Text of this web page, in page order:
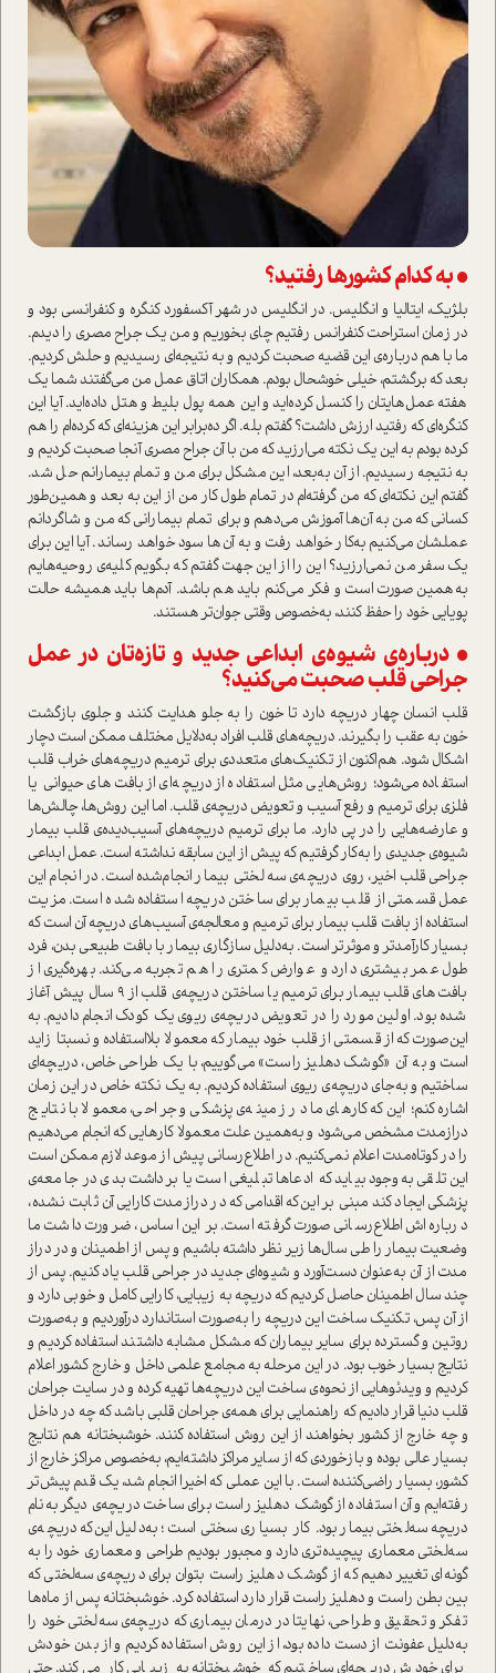
• به کدام کشورها رفتید؟
بلژیک، ایتالیا و انگلیس. در انگلیس در شهر آکسفورد کنگره و کنفرانسی بود و
در زمان ا‌ستراحت کنفرانس رفتیم چای بخوریم و من یک جراح مصری را دیدم.
ما با هم درباره‌ی این قضیه صحبت کردیم و به نتیجه‌ای رسیدیم و حلش کردیم.
بعد که برگشتم، خیلی خوشحال بودم. همکاران اتاق عمل من می‌گفتند شما یک
هفته عمل‌هایتان را کنسل کرده‌اید و این همه پول بلیط و هتل داده‌اید. آیا این
کنگره‌ای که رفتید ارزش داشت؟ گفتم بله. اگر ده‌برابر این هزینه‌ای که کرده‌ام را هم
کرده بودم به این یک نکته می‌ارزید که من با آن جراح مصری آنجا صحبت کردیم و
به نتیجه رسیدیم. از آن به‌بعد، این مشکل برای من و تمام بیمارانم حل شد.
گفتم این نکته‌ای که من گرفته‌ام در تمام طول کار من از این به بعد و همین‌طور
کسانی که من به آن‌ها آموزش می‌دهم و برای تمام بیمارانی که من و شاگردانم
عملشان می‌کنیم به‌کار خواهد رفت و به آن‌ها سود خواهد رساند. آیا این برای
یک سفر من نمی‌ارزید؟ این را از این جهت گفتم که بگویم کلیه‌ی روحیه‌هایم
به‌همین صورت ا‌ست و فکر می‌کنم باید هم باشد. آدم‌ها باید همیشه حالت
پویایی خود را حفظ کنند، به‌خصوص وقتی جوان‌تر هستند‌.
• درباره‌ی شیوه‌ی ابداعی جدید و تازه‌تان در عمل
جراحی قلب صحبت می‌کنید؟
قلب انسان چهار دریچه دارد تا خون را به جلو هدایت کنند و جلوی بازگشت
خون به عقب را بگیرند. دریچه‌های قلب افراد به‌دلایل مختلف ممکن ا‌ست دچار
اشکال شود. ‌هم‌اکنون از تکنیک‌های متعددی برای ترمیم دریچه‌های خراب قلب
ا‌ستفاده می‌شود؛ روش‌هایی مثل ا‌ستفاده از دریچه‌ای از بافت‌های حیوانی یا
فلزی برای ترمیم و رفع آسیب و تعویض دریچه‌ی قلب. اما این روش‌ها، چالش‌ها
و عارضه‌هایی را در پی دارد. ما برای ترمیم دریچه‌های آسیب‌دیده‌ی قلب بیمار
شیوه‌ی جدیدی را به‌کار گرفتیم که پیش از این سابقه نداشته ا‌ست. عمل ابداعی
جراحی قلب اخیر، روی دریچه‌ی سه لختی بیمار انجام‌شده ا‌ست. در انجام این
عمل قسمتی از قلب بیمار برای ساختن دریچه ا‌ستفاده شده ا‌ست. مزیت
ا‌ستفاده از بافت قلب بیمار برای ترمیم و معالجه‌ی آسیب‌های دریچه آن ا‌ست که
بسیار کارآمد‌تر و موثر‌تر ا‌ست. به‌دلیل سازگاری بیمار با بافت طبیعی بدن، فرد
طول عمر بیشتری دارد و عوارض کمتری را هم تجربه می‌کند. بهره‌گیری از
بافت‌های قلب بیمار برای ترمیم یا ساختن دریچه‌ی قلب از 9 سال پیش آغاز
شده بود. اولین مورد را در تعویض دریچه‌ی ریوی یک کودک انجام دادیم. به
این‌صورت که از قسمتی از قلب خود بیمار که معمولا بلا‌ا‌ستفاده و نسبتا زاید
ا‌ست و به آن «گوشک دهلیز را‌ست» می‌گوییم، با یک طراحی خاص، دریچه‌ای
ساختیم و به‌جای دریچه‌ی ریوی ا‌ستفاده کردیم. به یک نکته خاص در این زمان
اشاره کنم؛ این‌که کارهای ما در زمینه‌ی پزشکی و جراحی، معمولا با نتایج
درازمدت مشخص می‌شود و به‌همین علت معمولا کارهایی که انجام می‌دهیم
را در کوتاه‌مدت اعلام نمی‌کنیم. در اطلاع‌رسانی پیش از موعد لازم ممکن ا‌ست
این تلقی به‌وجود بیاید که ادعاها تبلیغی ا‌ست یا برداشت بدی در جامعه‌ی
پزشکی ایجاد کند مبنی بر این‌که اقدامی که در دراز‌مدت کارایی آن ثابت نشده،
درباره‌اش اطلاع‌رسانی صورت گرفته ا‌ست. بر این اساس، ضرورت داشت ما
وضعیت بیمار را طی سال‌ها زیر نظر داشته باشیم و پس از اطمینان و در دراز
مدت از آن به‌عنوان دست‌آورد و شیوه‌ای جدید در جراحی قلب یاد کنیم. پس از
چند سال اطمینان حاصل کردیم که دریچه به زیبایی، کارایی کامل و خوبی دارد و
از آن پس، تکنیک ساخت این دریچه را به‌صورت ا‌ستاندارد درآوردیم و به‌صورت
روتین و گسترده برای سایر بیماران که مشکل مشابه داشتند ا‌ستفاده کردیم و
نتایج بسیار خوب بود. در این مرحله به مجامع علمی داخل و خارج کشور اعلام
کردیم و ویدئوهایی از نحوه‌ی ساخت این دریچه‌ها تهیه کرده و در سایت جراحان
قلب دنیا قرار دادیم که راهنمایی برای همه‌ی جراحان قلبی باشد که چه در داخل
و چه خارج از کشور بخواهند از این روش ا‌ستفاده کنند. خوشبختانه هم نتایج
بسیار عالی بوده و بازخوردی که از سایر مراکز داشته‌ایم، به‌خصوص مراکز خارج از
کشور، بسیار راضی‌کننده ا‌ست. با این عملی که اخیرا انجام شد، یک قدم پیش‌تر
رفته‌ایم و آن ا‌ستفاده از گوشک دهلیز را‌ست برای ساخت دریچه‌ی دیگر به‌نام
دریچه سه‌لختی بیمار بود. کار بسیاری سختی ا‌ست؛ به‌دلیل این‌که دریچه‌ی
سه‌لختی معماری پیچیده‌تری دارد و مجبور بودیم طراحی و معماری خود را به
گونه‌ای تغییر دهیم که از گوشک دهلیز را‌ست بتوان برای دریچه‌ی سه‌لختی که
بین بطن را‌ست و دهلیز را‌ست قرار دارد ا‌ستفاده کرد. خوشبختانه پس از ماه‌ها
تفکر و تحقیق و طراحی، نهایتا در درمان بیماری که دریچه‌ی سه‌لختی خود را
به‌دلیل عفونت از دست داده بود، از این روش ا‌ستفاده کردیم و از بدن خودش
برای خودش دریچه‌ای ساختیم که خوشبختانه به زیبایی کار می‌کند. حتی